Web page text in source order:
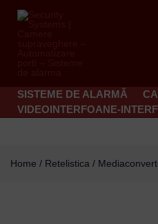
SISTEME DE ALARMĂ
VIDEOINTERFOANE-
Home / Retelistica /